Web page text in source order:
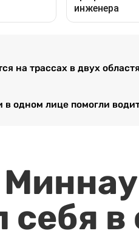
на трассах в двух
в одном лице помогли
себя в